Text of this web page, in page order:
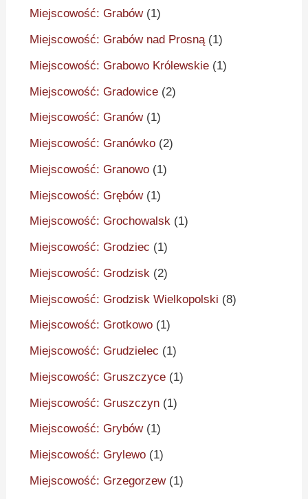
Miejscowość: Grabów(1)
Miejscowość: Grabów nad Prosną(1)
Miejscowość: Grabowo Królewskie (1)
Miejscowość: Gradowice (2)
Miejscowość: Granów(1)
Miejscowość: Granówko (2)
Miejscowość: Granowo (1)
Miejscowość: Grębów(1)
Miejscowość: Grochowalsk (1)
Miejscowość: Grodziec (1)
Miejscowość: Grodzisk (2)
Miejscowość: Grodzisk Wielkopolski (8)
Miejscowość: Grotkowo (1)
Miejscowość: Grudzielec (1)
Miejscowość: Gruszczyce (1)
Miejscowość: Gruszczyn (1)
Miejscowość: Grybów(1)
Miejscowość: Grylewo (1)
Miejscowość: Grzegorzew(1)